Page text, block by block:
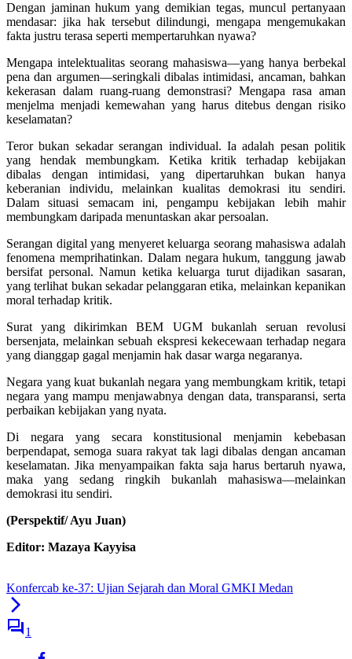
Dengan jaminan hukum yang demikian tegas, muncul pertanyaan
mendasar: jika hak tersebut dilindungi, mengapa mengemukakan
fakta justru terasa seperti mempertaruhkan nyawa?
Mengapa intelektualitas seorang mahasiswa—yang hanya berbekal
pena dan argumen—seringkali dibalas intimidasi, ancaman, bahkan
kekerasan dalam ruang-ruang demonstrasi? Mengapa rasa aman
menjelma menjadi kemewahan yang harus ditebus dengan risiko
keselamatan?
Teror bukan sekadar serangan individual. Ia adalah pesan politik
yang hendak membungkam. Ketika kritik terhadap kebijakan
dibalas dengan intimidasi, yang dipertaruhkan bukan hanya
keberanian individu, melainkan kualitas demokrasi itu sendiri.
Dalam situasi semacam ini, pengampu kebijakan lebih mahir
membungkam daripada menuntaskan akar persoalan.
Serangan digital yang menyeret keluarga seorang mahasiswa adalah
fenomena memprihatinkan. Dalam negara hukum, tanggung jawab
bersifat personal. Namun ketika keluarga turut dijadikan sasaran,
yang terlihat bukan sekadar pelanggaran etika, melainkan kepanikan
moral terhadap kritik.
Surat yang dikirimkan BEM UGM bukanlah seruan revolusi
bersenjata, melainkan sebuah ekspresi kekecewaan terhadap negara
yang dianggap gagal menjamin hak dasar warga negaranya.
Negara yang kuat bukanlah negara yang membungkam kritik, tetapi
negara yang mampu menjawabnya dengan data, transparansi, serta
perbaikan kebijakan yang nyata.
Di negara yang secara konstitusional menjamin kebebasan
berpendapat, semoga suara rakyat tak lagi dibalas dengan ancaman
keselamatan. Jika menyampaikan fakta saja harus bertaruh nyawa,
maka yang sedang ringkih bukanlah mahasiswa—melainkan
demokrasi itu sendiri.
(Perspektif/ Ayu Juan)
Editor: Mazaya Kayyisa
Konfercab ke-37: Ujian Sejarah dan Moral GMKI Medan
1